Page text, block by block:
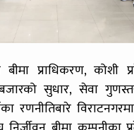
प्राधिकरण, कोशी
सुधार, सेवा
रणनीतिबारे